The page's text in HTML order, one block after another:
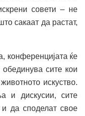
совети – не
сакаат да растат,
конференцијата ќе
сите кои
искуство.
и дискусии, сите
да споделат свое